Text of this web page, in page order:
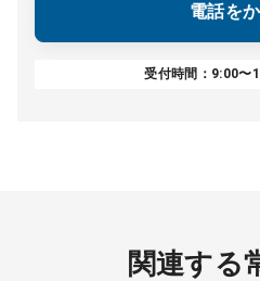
電話を
受付時間：9:00〜
関連する